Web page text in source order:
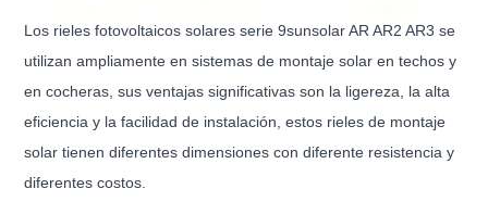
Los rieles fotovoltaicos solares serie 9sunsolar AR AR2 AR3 se
utilizan ampliamente en sistemas de montaje solar en techos y
en cocheras, sus ventajas significativas son la ligereza, la alta
eficiencia y la facilidad de instalación, estos rieles de montaje
solar tienen diferentes dimensiones con diferente resistencia y
diferentes costos.